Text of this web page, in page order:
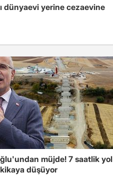
dünyaevi yerine cezaevine
müjde! 7 saatlik yol
düşüyor